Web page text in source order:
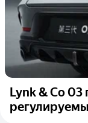
Lynk & Co